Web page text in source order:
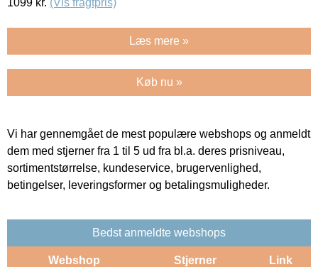
Læs mere »
Køb nu »
Vi har gennemgået de mest populære webshops og anmeldt
dem med stjerner fra 1 til 5 ud fra bl.a. deres prisniveau,
sortimentstørrelse, kundeservice, brugervenlighed,
betingelser, leveringsformer og betalingsmuligheder.
Bedst anmeldte webshops
Webshop Stjerner Link